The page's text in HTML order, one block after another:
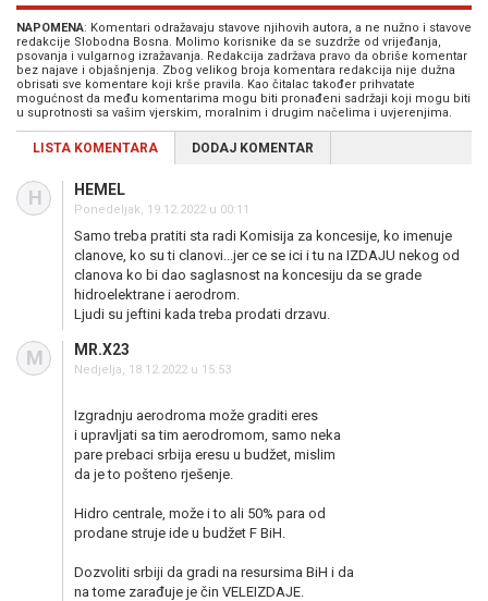
NAPOMENA: Komentari odražavaju stavove njihovih autora, a ne nužno i stavove
redakcije Slobodna Bosna. Molimo korisnike da se suzdrže od vrijeđanja,
psovanja i vulgarnog izražavanja. Redakcija zadržava pravo da obriše komentar
bez najave i objašnjenja. Zbog velikog broja komentara redakcija nije dužna
obrisati sve komentare koji krše pravila. Kao čitalac također prihvatate
mogućnost da među komentarima mogu biti pronađeni sadržaji koji mogu biti
u suprotnosti sa vašim vjerskim, moralnim i drugim načelima i uvjerenjima.
LISTA KOMENTARA DODAJ KOMENTAR
H HEMEL
Ponedeljak, 19.12.2022 u 00:11
Samo treba pratiti sta radi Komisija za koncesije, ko imenuje
clanove, ko su ti clanovi...jer ce se ici i tu na IZDAJU nekog od
clanova ko bi dao saglasnost na koncesiju da se grade
hidroelektrane i aerodrom.
Ljudi su jeftini kada treba prodati drzavu.
M MR.X23
Nedjelja, 18.12.2022 u 15:53
Izgradnju aerodroma može graditi eres
i upravljati sa tim aerodromom, samo neka
pare prebaci srbija eresu u budžet, mislim
da je to pošteno rješenje.
Hidro centrale, može i to ali 50% para od
prodane struje ide u budžet F BiH.
Dozvoliti srbiji da gradi na resursima BiH i da
na tome zarađuje je čin VELEIZDAJE.